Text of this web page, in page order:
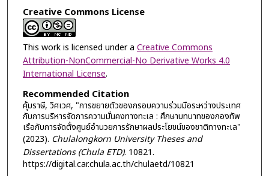
Creative Commons License
This work is licensed under a Creative Commons
Attribution-NonCommercial-No Derivative Works 4.0
International License.
Recommended Citation
คุ้มราษี, วิศเวศ, "การขยายตัวของกรอบความร่วมมือระหว่างประเทศ
กับการบริหารจัดการความมั่นคงทางทะเล : ศึกษาบทบาทของกองทัพ
เรือกับการจัดตั้งศูนย์อำนวยการรักษาผลประโยชน์ของชาติทางทะเล"
(2023). Chulalongkorn University Theses and
Dissertations (Chula ETD). 10821.
https://digital.car.chula.ac.th/chulaetd/10821